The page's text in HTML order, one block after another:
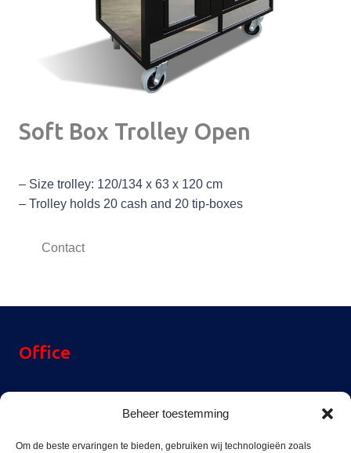
Beheer toestemming
Om de beste ervaringen te bieden, gebruiken wij technologieën zoals
Soft Box Trolley Open
– Size trolley: 120/134 x 63 x 120 cm
– Trolley holds 20 cash and 20 tip-boxes
Contact
Office
3059 SM Rotterdam,